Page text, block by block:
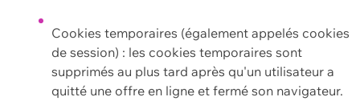
Cookies temporaires (également appelés cookies
de session) : les cookies temporaires sont
supprimés au plus tard après qu'un utilisateur a
quitté une offre en ligne et fermé son navigateur.